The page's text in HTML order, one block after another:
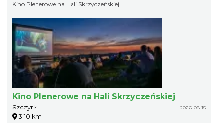
Kino Plenerowe na Hali Skrzyczeńskiej
Kino Plenerowe na Hali Skrzyczeńskiej
Szczyrk 2026-08-15
3.10 km